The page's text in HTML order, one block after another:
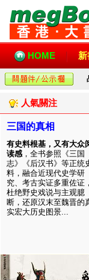
HOME
人氣關注
三国的真相
有史料根基，又有大众
读感 ，全书参照《三国
志》《后汉书》等正统
料，融合近现代史学研
究、考古实证多重佐证，
杜绝野史戏说与主观臆
断，还原汉末至魏晋的
实宏大历史图景...